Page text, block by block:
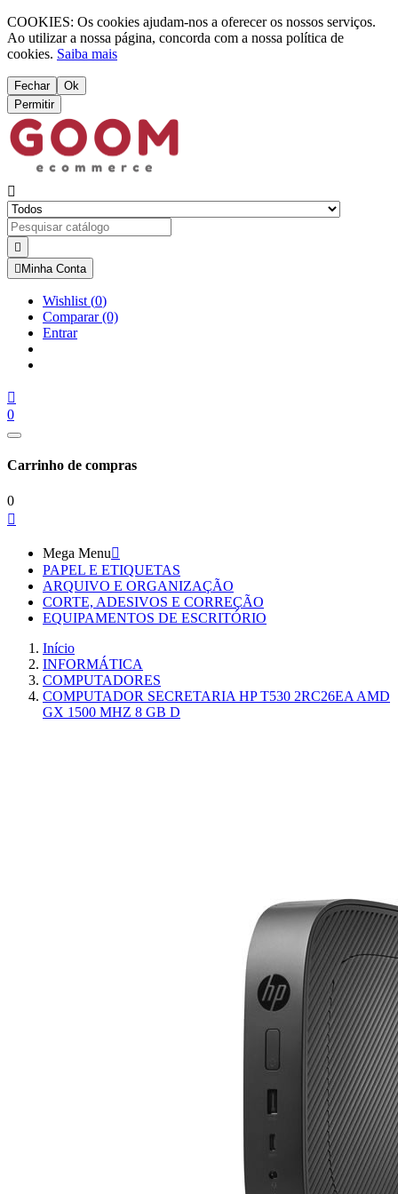
COOKIES: Os cookies ajudam-nos a oferecer os nossos serviços.
Ao utilizar a nossa página, concorda com a nossa política de
cookies. Saiba mais
Fechar
Ok
Permitir


 Minha Conta
Wishlist (0)
Comparar(0)
Entrar

0
Carrinho de compras
0

Mega Menu
PAPEL E ETIQUETAS
ARQUIVO E ORGANIZAÇÃO
CORTE, ADESIVOS E CORREÇÃO
EQUIPAMENTOS DE ESCRITÓRIO
Início
INFORMÁTICA
COMPUTADORES
COMPUTADOR SECRETARIA HP T530 2RC26EA AMD
GX 1500 MHZ 8 GB D